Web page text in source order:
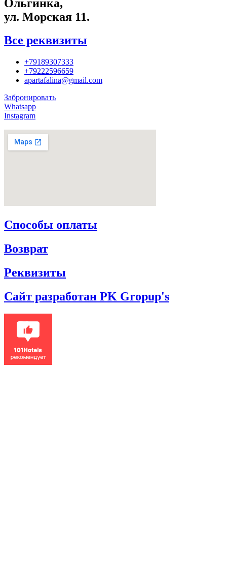
Ольгинка,
ул. Морская 11.
Все реквизиты
+79189307333
+79222596659
apartafalina@gmail.com
Забронировать
Whatsapp
Instagram
Способы оплаты
Возврат
Реквизиты
Сайт разработан PK Gropup's